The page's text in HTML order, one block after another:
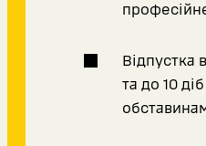
Відпустка
та до 10